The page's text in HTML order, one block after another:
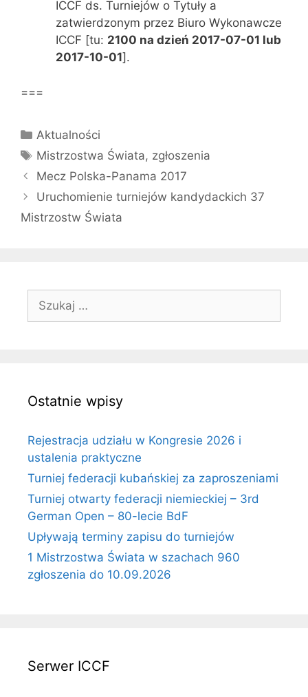
ICCF ds. Turniejów o Tytuły a
zatwierdzonym przez Biuro Wykonawcze
ICCF [tu: 2100 na dzień 2017-07-01 lub
2017-10-01].
===
Kategorie
Aktualności
Tagi
Mistrzostwa Świata, zgłoszenia
Mecz Polska-Panama 2017
Uruchomienie turniejów kandydackich 37
Mistrzostw Świata
Ostatnie wpisy
Rejestracja udziału w Kongresie 2026 i
ustalenia praktyczne
Turniej federacji kubańskiej za zaproszeniami
Turniej otwarty federacji niemieckiej – 3rd
German Open – 80-lecie BdF
Upływają terminy zapisu do turniejów
1 Mistrzostwa Świata w szachach 960
zgłoszenia do 10.09.2026
Serwer ICCF